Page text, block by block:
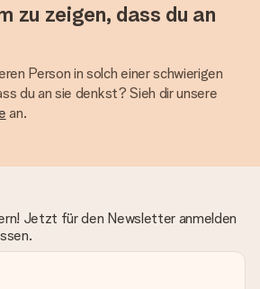
zu zeigen, dass du an
Person in solch einer schwierigen
du an sie denkst? Sieh dir unsere
an.
Jetzt für den Newsletter anmelden